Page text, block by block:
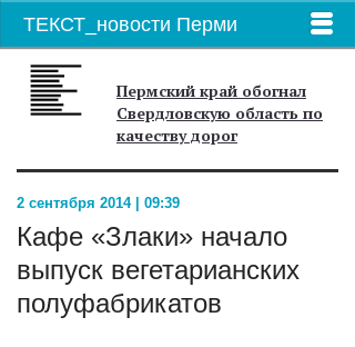
ТЕКСТ_новости Перми
Пермский край обогнал
Свердловскую область по
качеству дорог
2 сентября 2014 | 09:39
Кафе «Злаки» начало
выпуск вегетарианских
полуфабрикатов